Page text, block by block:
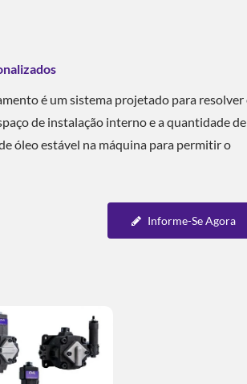
é um sistema projetado para resolver
de instalação interno e a quantidade de
óleo estável na máquina para permitir o
Informe-Se Agora